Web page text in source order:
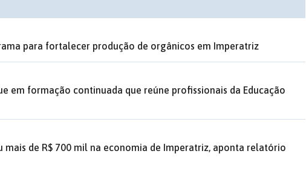
para fortalecer produção de orgânicos em Imperatriz
em formação continuada que reúne profissionais da Educação
mais de R$ 700 mil na economia de Imperatriz, aponta relatório